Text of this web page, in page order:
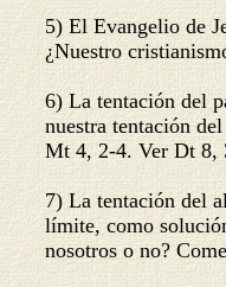
5) El Evangelio de
¿Nuestro
6) La tentación del
nuestra tentación
Mt 4, 2-4. Ver Dt 8,
7) La tentación del
límite, como
nosotros o no?